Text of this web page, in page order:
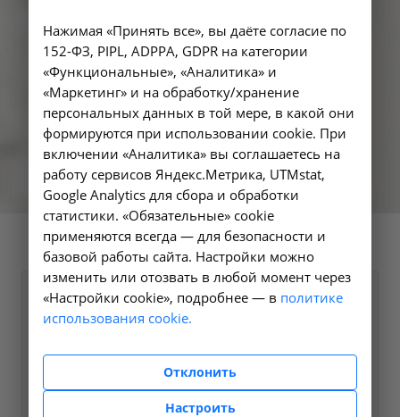
гипертония, минерально-костные нарушения,
метаболический ацидоз, электролитные нарушения. В
случае повышения креатинина, мочевины, фосфора крови,
белка или эритроцитов в моче - Запишитесь на
консультацию нефролога!
Подробнее
Пришлите нам Вашу контактную
информацию и мы свяжемся с Вами в
ближайшее время
Заказать услугу ?
Нажимая «Принять все», вы даёте согласие по
152-ФЗ, PIPL, ADPPA, GDPR на категории
«Функциональные», «Аналитика» и
«Маркетинг» и на обработку/хранение
персональных данных в той мере, в какой они
формируются при использовании cookie. При
включении «Аналитика» вы соглашаетесь на
работу сервисов Яндекс.Метрика, UTMstat,
Google Analytics для сбора и обработки
статистики. «Обязательные» cookie
применяются всегда — для безопасности и
базовой работы сайта. Настройки можно
изменить или отозвать в любой момент через
«Настройки cookie», подробнее — в политике
использования cookie.
Отклонить
Настроить